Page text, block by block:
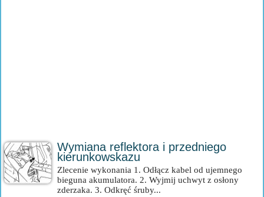
Wymiana reflektora i przedniego
kierunkowskazu
Zlecenie wykonania 1. Odłącz kabel od ujemnego
bieguna akumulatora. 2. Wyjmij uchwyt z osłony
zderzaka. 3. Odkręć śruby...